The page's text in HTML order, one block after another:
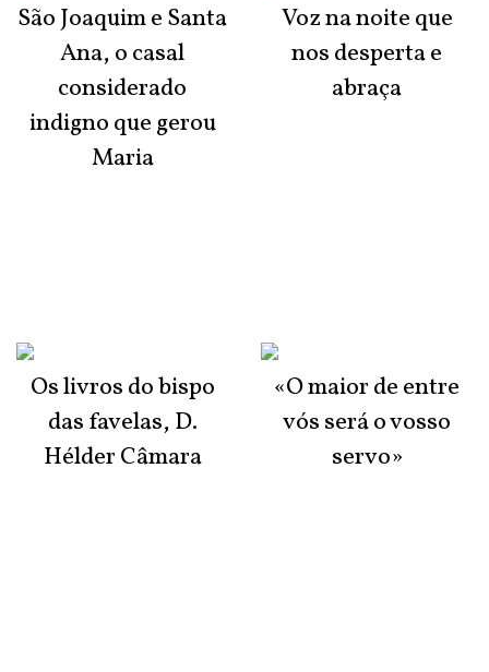
São Joaquim e Santa
Ana, o casal
considerado
indigno que gerou
Maria
Os livros do bispo
das favelas, D.
Hélder Câmara
Voz na noite que
nos desperta e
abraça
«O maior de entre
vós será o vosso
servo»